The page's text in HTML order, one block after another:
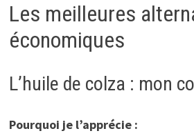
Les meilleures
économiques
L’huile de colza : mon
Pourquoi je l’apprécie :